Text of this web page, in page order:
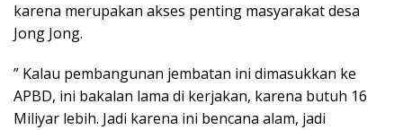
karena merupakan akses penting masyarakat desa
Jong Jong.
” Kalau pembangunan jembatan ini dimasukkan ke
APBD, ini bakalan lama di kerjakan, karena butuh 16
Miliyar lebih. Jadi karena ini bencana alam, jadi